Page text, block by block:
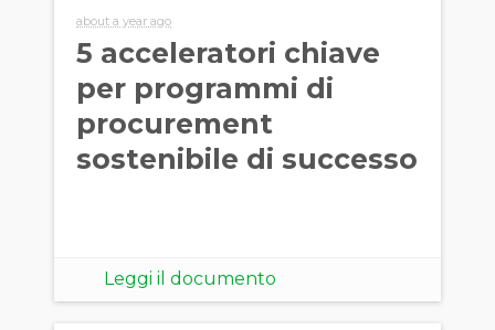
about a year ago
5 acceleratori chiave
per programmi di
procurement
sostenibile di successo
Leggi il documento